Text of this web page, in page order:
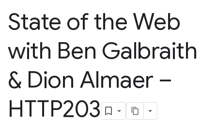
State of the Web
with Ben Galbraith
& Dion Almaer –
HTTP203